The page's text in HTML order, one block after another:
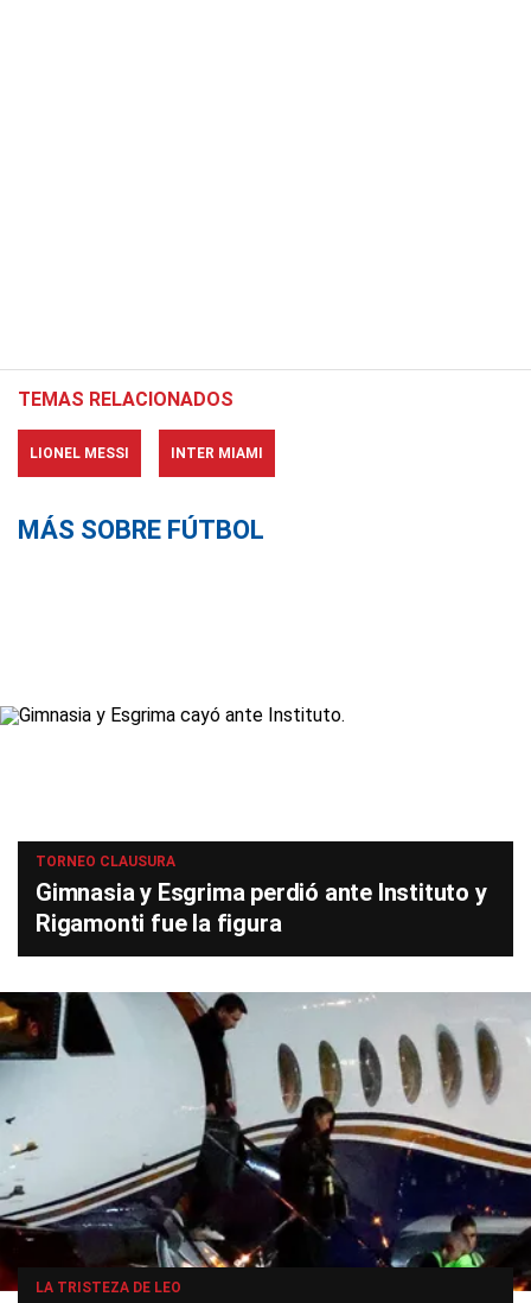
TEMAS RELACIONADOS
LIONEL MESSI INTER MIAMI
MÁS SOBRE FÚTBOL
TORNEO CLAUSURA
Gimnasia y Esgrima perdió ante Instituto y
Rigamonti fue la figura
LA TRISTEZA DE LEO